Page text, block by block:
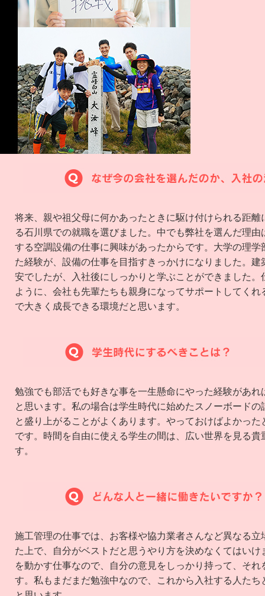
将来、親や祖父母に何かあったときに駆け付けられる距
る石川県での就職を選びました。中でも弊社を選んだ理
する空調設備の仕事に興味があったからです。大学の理
た経験が、設備の仕事を目指すきっかけになりました。
安でしたが、入社後にしっかりと学ぶことができました
ように、会社も先輩たちも親身になってサポートしてく
で大きく成長できる環境だと思います。
勉強でも部活でも好きな事を一生懸命にやった経験があ
と思います。私の場合は学生時代に始めたスノーボード
と盛り上がることがよくあります。やっておけばよかっ
です。時間を自由に使える学生の間は、広い世界を見る
す。
施工管理の仕事では、お客様や協力業者さんなど異なる
た上で、自分がベストだと思うやり方を決めなくてはい
を動かす仕事なので、自分の意見をしっかり持って、そ
す。私もまだまだ勉強中なので、これから入社する人た